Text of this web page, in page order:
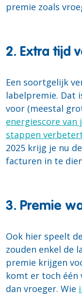
premie zoals
2. Extra tijd
Een soortgelijk
labelpremie. Dat
voor (meestal
energiescore
stappen
2025 krijg je nu
facturen in te
3. Premie
Ook hier speelt
zouden enkel de
premie krijgen
komt er toch één
dan vroeger. Wie